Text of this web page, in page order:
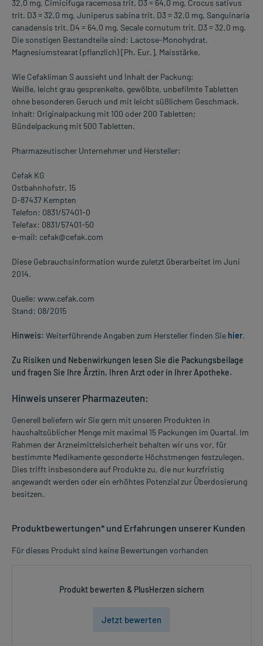
32,0 mg, Cimicifuga racemosa trit. D3 = 64,0 mg, Crocus sativus
trit. D3 = 32,0 mg, Juniperus sabina trit. D3 = 32,0 mg, Sanguinaria
canadensis trit. D4 = 64,0 mg, Secale cornutum trit. D3 = 32,0 mg.
Die sonstigen Bestandteile sind: Lactose-Monohydrat,
Magnesiumstearat (pflanzlich) [Ph. Eur.], Maisstärke.
Wie Cefakliman S aussieht und Inhalt der Packung:
Weiße, leicht grau gesprenkelte, gewölbte, unbefilmte Tabletten
ohne besonderen Geruch und mit leicht süßlichem Geschmack.
Inhalt: Originalpackung mit 100 oder 200 Tabletten;
Bündelpackung mit 500 Tabletten.
Pharmazeutischer Unternehmer und Hersteller:
Cefak KG
Ostbahnhofstr. 15
D-87437 Kempten
Telefon: 0831/57401-0
Telefax: 0831/57401-50
e-mail: cefak@cefak.com
Diese Gebrauchsinformation wurde zuletzt überarbeitet im Juni
2014.
Quelle: www.cefak.com
Stand: 08/2015
Hinweis: Weiterführende Angaben zum Hersteller finden Sie hier.
Zu Risiken und Nebenwirkungen lesen Sie die Packungsbeilage
und fragen Sie Ihre Ärztin, Ihren Arzt oder in Ihrer Apotheke.
Hinweis unserer Pharmazeuten:
Generell beliefern wir Sie gern mit unseren Produkten in
haushaltsüblicher Menge mit maximal 15 Packungen im Quartal. Im
Rahmen der Arzneimittelsicherheit behalten wir uns vor, für
bestimmte Medikamente gesonderte Höchstmengen festzulegen.
Dies trifft insbesondere auf Produkte zu, die nur kurzfristig
angewandt werden oder ein erhöhtes Potenzial zur Überdosierung
besitzen.
Produktbewertungen* und Erfahrungen unserer Kunden
Für dieses Produkt sind keine Bewertungen vorhanden
Produkt bewerten & PlusHerzen sichern
Jetzt bewerten